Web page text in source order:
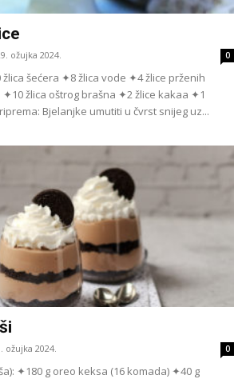
ožujka 2024. 0
šećera ✦8 žlica vode ✦4 žlice prženih
žlica oštrog brašna ✦2 žlice kakaa ✦1
Bjelanjke umutiti u čvrst snijeg uz...
ožujka 2024. 0
✦180 g oreo keksa (16 komada) ✦40 g